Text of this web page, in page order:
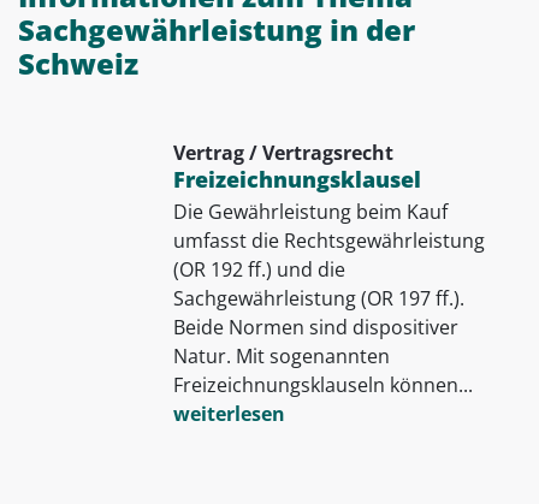
Sachgewährleistung in der
Schweiz
Vertrag / Vertragsrecht
Freizeichnungsklausel
Die Gewährleistung beim Kauf
umfasst die Rechtsgewährleistung
(OR 192 ff.) und die
Sachgewährleistung (OR 197 ff.).
Beide Normen sind dispositiver
Natur. Mit sogenannten
Freizeichnungsklauseln können...
weiterlesen